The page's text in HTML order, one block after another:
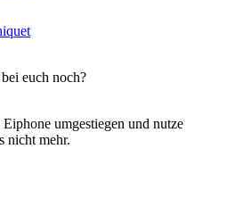
euch noch?
umgestiegen und nutze
nicht mehr.